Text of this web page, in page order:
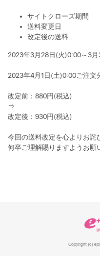
サイトクローズ期間
送料変更日
改定後の送料
2023年3月28日(火)0:00～3
2023年4月1日(土)0:00ご注文
改定前：880円(税込)
⇒
改定後：930円(税込)
今回の送料改定を心よりお詫
何卒ご理解賜りますようお願
Copyright (c)